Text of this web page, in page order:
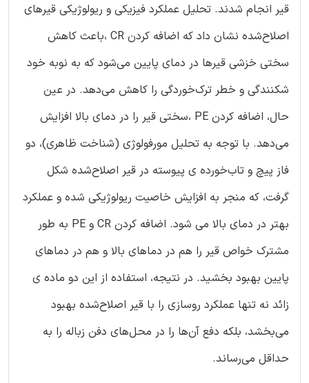
قیر انجام شدند. تحلیل عملکرد فیزیکی و ریولوژیکی قیرهای
اصلاح‌شده نشان داد که اضافه کردن CR ،باعث کاهش
سختی خزشی قیرها در دمای پایین می‌شود که به نوبه خود
شکنندگی و خطر ترک‌خوردگی را کاهش می‌دهد. در عین
حال، اضافه کردن PE ،سختی قیر را در دمای بالا افزایش
می‌دهد. با توجه به تحلیل مورفولوژی (شناخت ظاهری)، دو
فاز پیچ و تاب‌خورده ی پیوسته در قیر اصلاح‌شده شکل
گرفت، که منجر به افزایش خاصیت ریولوژیکی شده و عملکرد
بهتر در دمای بالا می‌ شود. اضافه کردن CR و PE به طور
مشترک خواص قیر را هم در دماهای بالا و هم در دماهای
پایین بهبود بخشید. در نتیجه، استفاده از این دو ماده ی
زائد نه تنها عملکرد روسازی را با قیر اصلاح‌شده بهبود
می‌بخشد، بلکه دفع آن‌ها را در محل‌های دفن زباله را به
حداقل می‌رساند.